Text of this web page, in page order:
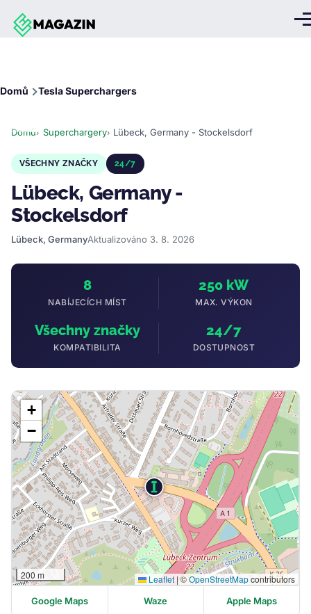
Přejít k hlavnímu obsahu
Domů Tesla Superchargers
Domů Superchargery Lübeck, Germany - Stockelsdorf
VŠECHNY ZNAČKY 24/7
Lübeck, Germany -
Stockelsdorf
Lübeck, GermanyAktualizováno 3. 8. 2026
8
NABÍJECÍCH MÍST
250 kW
MAX. VÝKON
Všechny značky
KOMPATIBILITA
24/7
DOSTUPNOST
+
−
200 m Leaflet |©OpenStreetMapcontributors
Google Maps Waze Apple Maps